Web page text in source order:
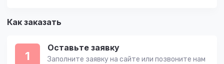
Как заказать
1
Оставьте заявку
Заполните заявку на сайте или позвоните нам